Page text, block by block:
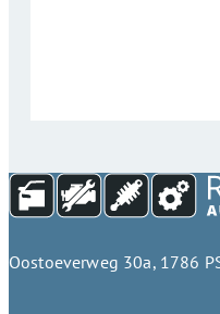
Oostoeverweg 30a, 1786